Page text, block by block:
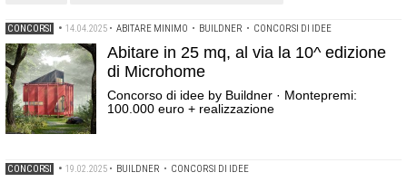
CONCORSI • 14.04.2025 • ABITARE MINIMO • BUILDNER • CONCORSI DI IDEE
Abitare in 25 mq, al via la 10^ edizione
di Microhome
Concorso di idee by Buildner · Montepremi:
100.000 euro + realizzazione
CONCORSI • 19.02.2025 • BUILDNER • CONCORSI DI IDEE